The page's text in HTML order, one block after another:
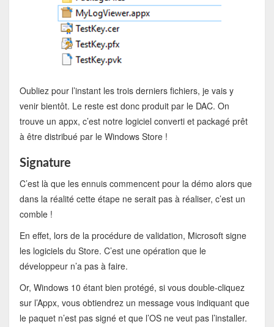
Oubliez pour l’instant les trois derniers fichiers, je vais y
venir bientôt. Le reste est donc produit par le DAC. On
trouve un appx, c’est notre logiciel converti et packagé prêt
à être distribué par le Windows Store !
Signature
C’est là que les ennuis commencent pour la démo alors que
dans la réalité cette étape ne serait pas à réaliser, c’est un
comble !
En effet, lors de la procédure de validation, Microsoft signe
les logiciels du Store. C’est une opération que le
développeur n’a pas à faire.
Or, Windows 10 étant bien protégé, si vous double-cliquez
sur l’Appx, vous obtiendrez un message vous indiquant que
le paquet n’est pas signé et que l’OS ne veut pas l’installer.